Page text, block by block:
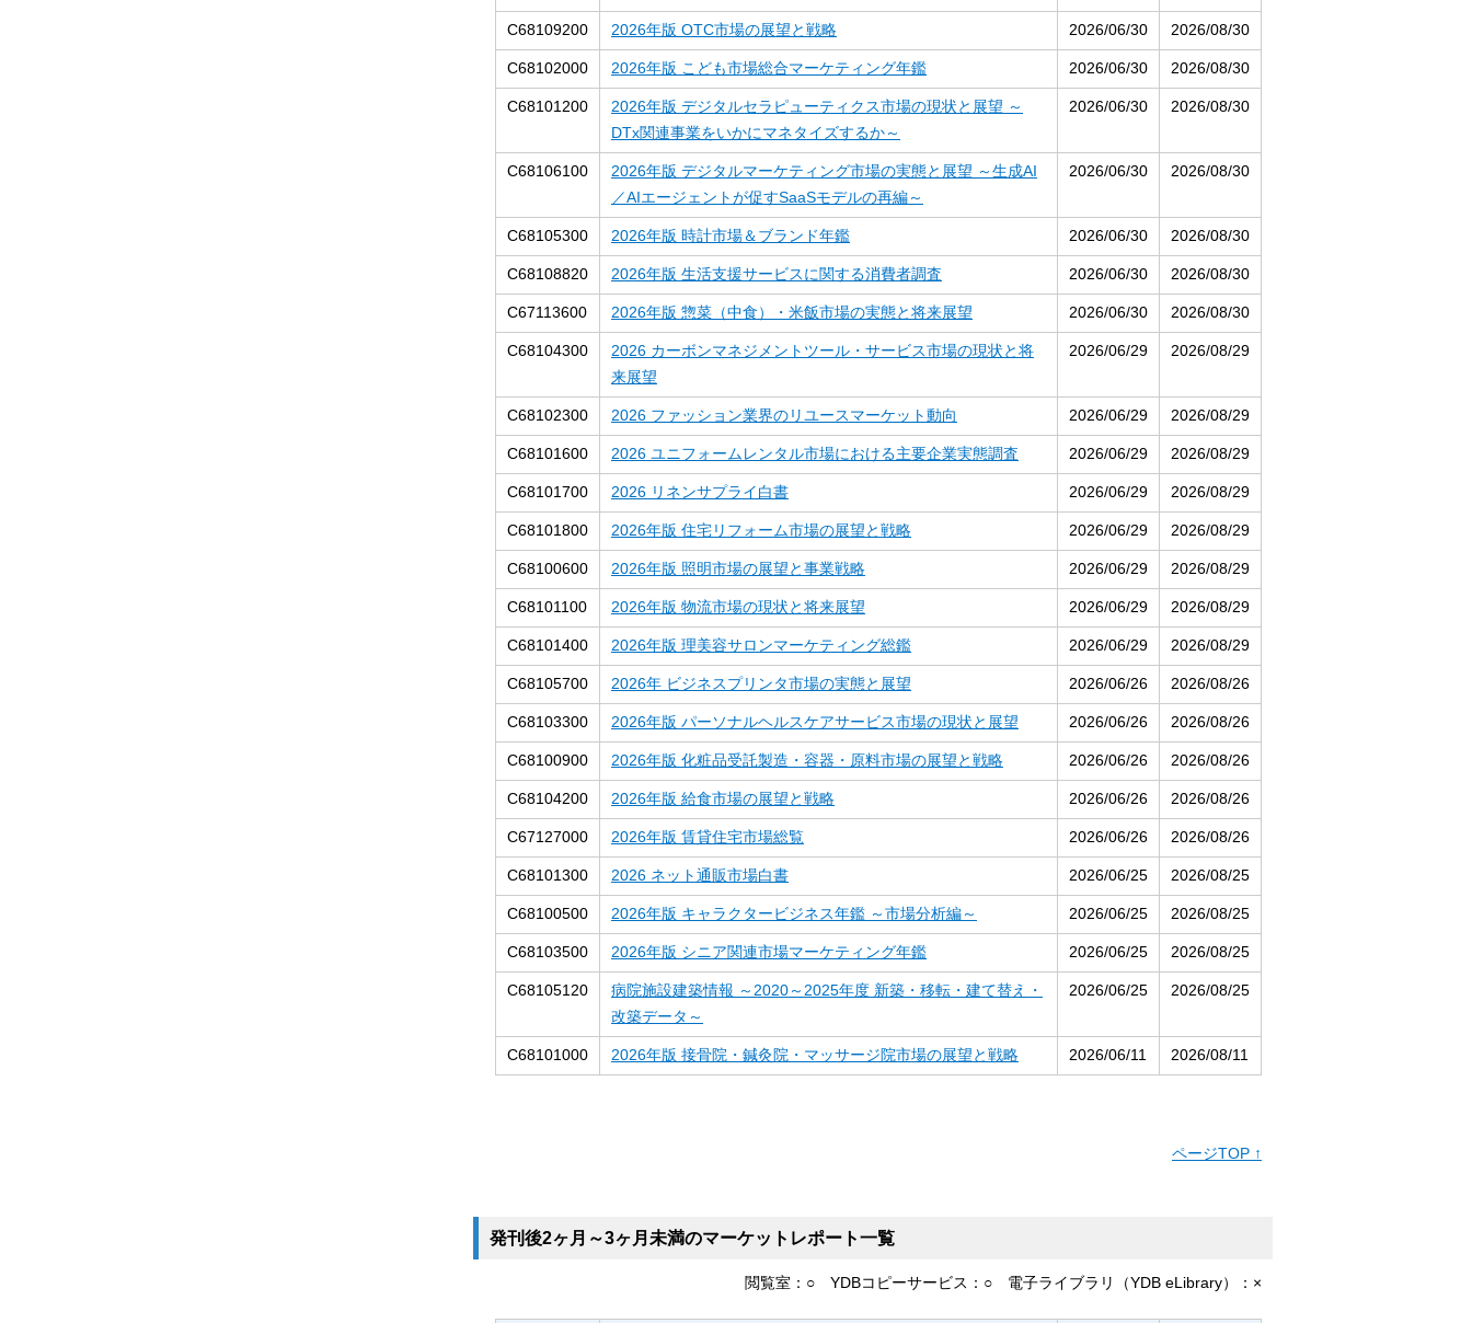
C68109200 2026年版 OTC市場の展望と戦略 2026/06/30 2026/08/30
C68102000 2026年版 こども市場総合マーケティング年鑑 2026/06/30 2026/08/30
C68101200
2026年版 デジタルセラピューティクス市場の現状と展望 ～
DTx関連事業をいかにマネタイズするか～
2026/06/30 2026/08/30
C68106100
2026年版 デジタルマーケティング市場の実態と展望 ～生成AI
／AIエージェントが促すSaaSモデルの再編～
2026/06/30 2026/08/30
C68105300 2026年版 時計市場＆ブランド年鑑 2026/06/30 2026/08/30
C68108820 2026年版 生活支援サービスに関する消費者調査 2026/06/30 2026/08/30
C67113600 2026年版 惣菜（中食）・米飯市場の実態と将来展望 2026/06/30 2026/08/30
C68104300
2026 カーボンマネジメントツール・サービス市場の現状と将
来展望
2026/06/29 2026/08/29
C68102300 2026 ファッション業界のリユースマーケット動向 2026/06/29 2026/08/29
C68101600 2026 ユニフォームレンタル市場における主要企業実態調査 2026/06/29 2026/08/29
C68101700 2026 リネンサプライ白書 2026/06/29 2026/08/29
C68101800 2026年版 住宅リフォーム市場の展望と戦略 2026/06/29 2026/08/29
C68100600 2026年版 照明市場の展望と事業戦略 2026/06/29 2026/08/29
C68101100 2026年版 物流市場の現状と将来展望 2026/06/29 2026/08/29
C68101400 2026年版 理美容サロンマーケティング総鑑 2026/06/29 2026/08/29
C68105700 2026年 ビジネスプリンタ市場の実態と展望 2026/06/26 2026/08/26
C68103300 2026年版 パーソナルヘルスケアサービス市場の現状と展望 2026/06/26 2026/08/26
C68100900 2026年版 化粧品受託製造・容器・原料市場の展望と戦略 2026/06/26 2026/08/26
C68104200 2026年版 給食市場の展望と戦略 2026/06/26 2026/08/26
C67127000 2026年版 賃貸住宅市場総覧 2026/06/26 2026/08/26
C68101300 2026 ネット通販市場白書 2026/06/25 2026/08/25
C68100500 2026年版 キャラクタービジネス年鑑 ～市場分析編～ 2026/06/25 2026/08/25
C68103500 2026年版 シニア関連市場マーケティング年鑑 2026/06/25 2026/08/25
C68105120
病院施設建築情報 ～2020～2025年度 新築・移転・建て替え・
改築データ～
2026/06/25 2026/08/25
C68101000 2026年版 接骨院・鍼灸院・マッサージ院市場の展望と戦略 2026/06/11 2026/08/11
ページTOP ↑
発刊後2ヶ月～3ヶ月未満のマーケットレポート一覧
閲覧室： ○ YDBコピーサービス： ○ 電子ライブラリ（YDB eLibrary）： ×